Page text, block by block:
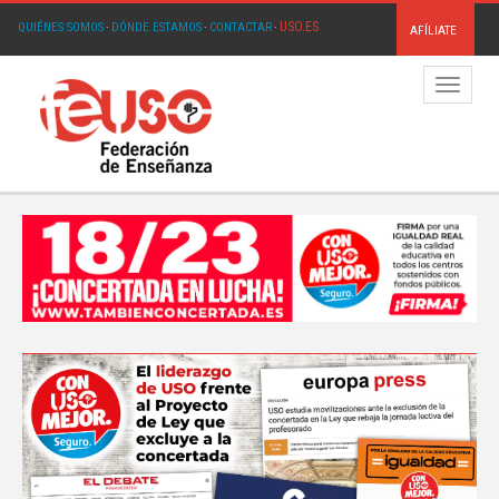
QUIÉNES SOMOS· DÓNDE ESTAMOS· CONTACTAR· USO.ES AFÍLIATE
Menú